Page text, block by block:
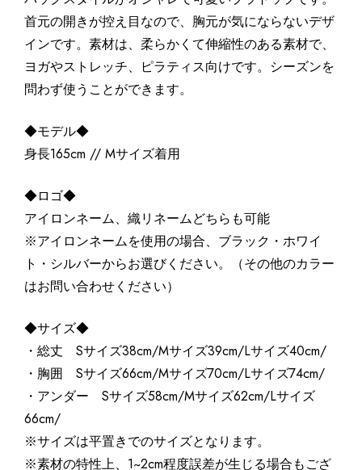
首元の開きが控え目なので、胸元が気にならないデザ
インです。素材は、柔らかくて伸縮性のある素材で、
ヨガやストレッチ、ピラティス向けです。シーズンを
問わず使うことができます。
◆モデル◆
身長165cm // Mサイズ着用
◆ロゴ◆
アイロンネーム、織リネームどちらも可能
※アイロンネームを使用の場合、ブラック・ホワイ
ト・シルバーからお選びください。（その他のカラー
はお問い合わせください）
◆サイズ◆
・総丈 Sサイズ38cm/Mサイズ39cm/Lサイズ40cm/
・胸囲 Sサイズ66cm/Mサイズ70cm/Lサイズ74cm/
・アンダー Sサイズ58cm/Mサイズ62cm/Lサイズ
66cm/
※サイズは平置きでのサイズとなります。
※素材の特性上、1~2cm程度誤差が生じる場合もござ